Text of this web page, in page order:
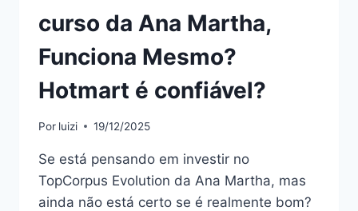
curso da Ana Martha,
Funciona Mesmo?
Hotmart é confiável?
Por luizi 19/12/2025
Se está pensando em investir no
TopCorpus Evolution da Ana Martha, mas
ainda não está certo se é realmente bom?